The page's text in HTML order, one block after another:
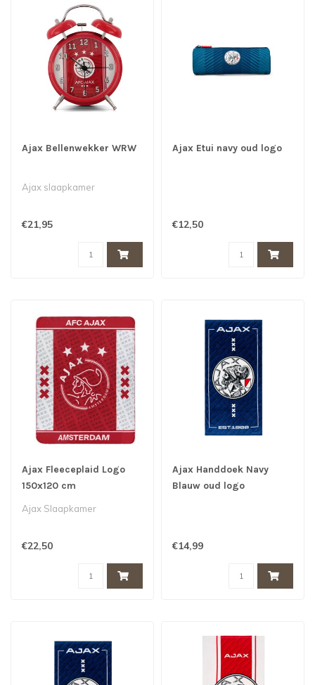
Ajax Bellenwekker WRW
Ajax slaapkamer
€21,95
Ajax Etui navy oud logo
€12,50
Ajax Fleeceplaid Logo
150x120 cm
Ajax Slaapkamer
€22,50
Ajax Handdoek Navy
Blauw oud logo
€14,99